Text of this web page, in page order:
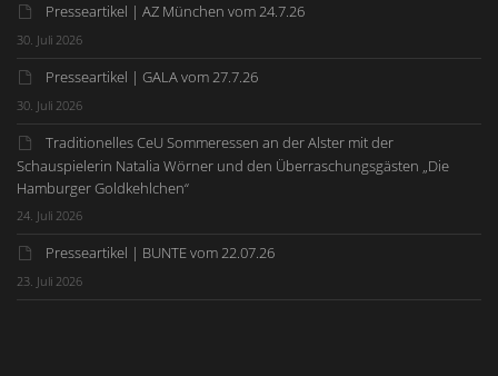
Presseartikel | AZ München vom 24.7.26
30. Juli 2026
Presseartikel | GALA vom 27.7.26
30. Juli 2026
Traditionelles CeU Sommeressen an der Alster mit der
Schauspielerin Natalia Wörner und den Überraschungsgästen „Die
Hamburger Goldkehlchen“
24. Juli 2026
Presseartikel | BUNTE vom 22.07.26
23. Juli 2026